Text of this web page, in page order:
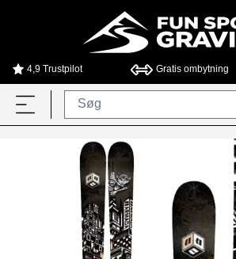
4,9 Trustpilot Gratis ombytning